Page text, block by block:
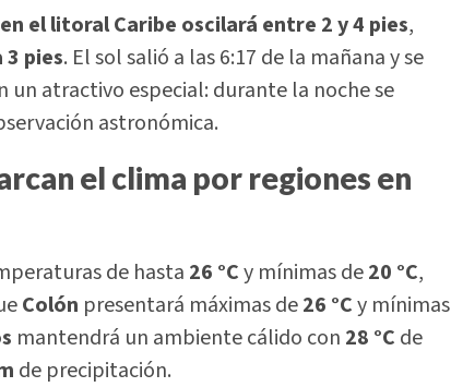
el litoral Caribe oscilará entre 2 y 4 pies,
3 pies. El sol salió a las 6:17 de la mañana y se
un atractivo especial: durante la noche se
astronómica.
el clima por regiones en
de hasta 26 °Cy mínimas de20 °C,
Colón presentará máximas de26 °Cy mínimas
mantendrá un ambiente cálido con 28 °C de
de precipitación.